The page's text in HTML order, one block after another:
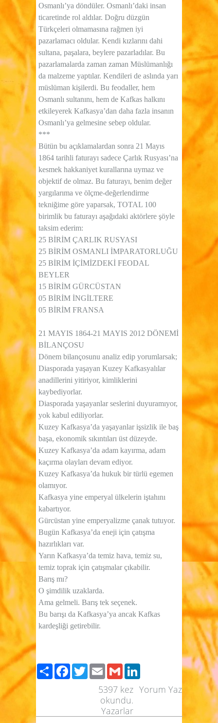
Osmanlı’ya döndüler. Osmanlı’daki insan
ticaretinde rol aldılar. Doğru düzgün
Türkçeleri olmamasına rağmen iyi
pazarlamacı oldular. Kendi kızlarını dahi
sultana, paşalara, beylere pazarladılar. Bu
pazarlamalarda zaman zaman Müslümanlığı
da malzeme yaptılar. Kendileri de aslında yarı
müslüman kişilerdi. Bu feodaller, hem
Osmanlı sultanını, hem de Kafkas halkını
etkileyerek Kafkasya’dan daha fazla insanın
Osmanlı’ya gelmesine sebep oldular.
***
Bütün bu açıklamalardan sonra 21 Mayıs
1864 tarihli faturayı sadece Çarlık Rusyası’na
kesmek hakkaniyet kurallarına uymaz ve
objektif de olmaz. Bu faturayı, benim değer
yargılarıma ve ölçme-değerlendirme
tekniğime göre yaparsak, TOTAL 100
birimlik bu faturayı aşağıdaki aktörlere şöyle
taksim ederim:
25 BİRİM ÇARLIK RUSYASI
25 BİRİM OSMANLI İMPARATORLUĞU
25 BİRİM İÇİMİZDEKİ FEODAL
BEYLER
15 BİRİM GÜRCÜSTAN
05 BİRİM İNGİLTERE
05 BİRİM FRANSA
21 MAYIS 1864-21 MAYIS 2012 DÖNEMİ
BİLANÇOSU
Dönem bilançosunu analiz edip yorumlarsak;
Diasporada yaşayan Kuzey Kafkasyalılar
anadillerini yitiriyor, kimliklerini
kaybediyorlar.
Diasporada yaşayanlar seslerini duyuramıyor,
yok kabul ediliyorlar.
Kuzey Kafkasya’da yaşayanlar işsizlik ile baş
başa, ekonomik sıkıntıları üst düzeyde.
Kuzey Kafkasya’da adam kayırma, adam
kaçırma olayları devam ediyor.
Kuzey Kafkasya’da hukuk bir türlü egemen
olamıyor.
Kafkasya yine emperyal ülkelerin iştahını
kabartıyor.
Gürcüstan yine emperyalizme çanak tutuyor.
Bugün Kafkasya’da eneji için çatışma
hazırlıkları var.
Yarın Kafkasya’da temiz hava, temiz su,
temiz toprak için çatışmalar çıkabilir.
Barış mı?
O şimdilik uzaklarda.
Ama gelmeli. Barış tek seçenek.
Bu barışı da Kafkasya’ya ancak Kafkas
kardeşliği getirebilir.
PaylaşFacebook
TwitterEmailGmail
Yorum Yaz
5397 kez
okundu.
Yazarlar